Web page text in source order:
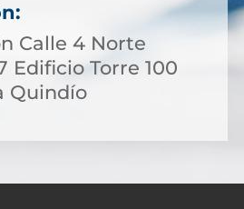
Calle 4 Norte
Edificio Torre 100
Quindío